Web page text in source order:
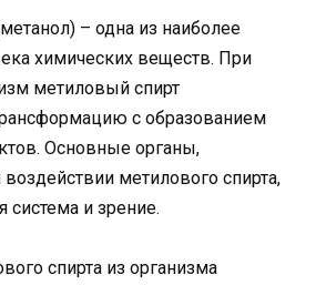
– одна из наиболее
химических веществ. При
метиловый спирт
с образованием
Основные органы,
метилового спирта,
система и зрение.
спирта из организма